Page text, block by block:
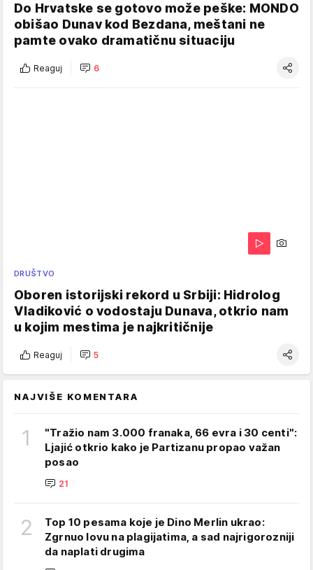
Do Hrvatske se gotovo može peške: MONDO
obišao Dunav kod Bezdana, meštani ne
pamte ovako dramatičnu situaciju
Reaguj 6
DRUŠTVO
Oboren istorijski rekord u Srbiji: Hidrolog
Vladiković o vodostaju Dunava, otkrio nam
u kojim mestima je najkritičnije
Reaguj 5
NAJVIŠE KOMENTARA
1
"Tražio nam 3.000 franaka, 66 evra i 30 centi":
Ljajić otkrio kako je Partizanu propao važan
posao
21
2
Top 10 pesama koje je Dino Merlin ukrao:
Zgrnuo lovu na plagijatima, a sad najrigorozniji
da naplati drugima